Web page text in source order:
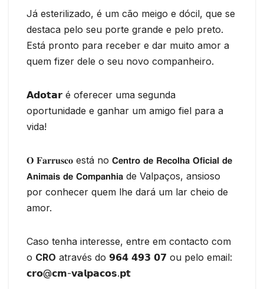
Já esterilizado, é um cão meigo e dócil, que se
destaca pelo seu porte grande e pelo preto.
Está pronto para receber e dar muito amor a
quem fizer dele o seu novo companheiro.
𝗔𝗱𝗼𝘁𝗮𝗿 é oferecer uma segunda
oportunidade e ganhar um amigo fiel para a
vida!
𝐎 𝐅𝐚𝐫𝐫𝐮𝐬𝐜𝐨 está no 𝗖𝗲𝗻𝘁𝗿𝗼 𝗱𝗲 𝗥𝗲𝗰𝗼𝗹𝗵𝗮 𝗢𝗳𝗶𝗰𝗶𝗮𝗹 𝗱𝗲
𝗔𝗻𝗶𝗺𝗮𝗶𝘀 𝗱𝗲 𝗖𝗼𝗺𝗽𝗮𝗻𝗵𝗶𝗮 de Valpaços, ansioso
por conhecer quem lhe dará um lar cheio de
amor.
Caso tenha interesse, entre em contacto com
o CRO através do 𝟵𝟲𝟰 𝟰𝟵𝟯 𝟬𝟳 ou pelo email:
𝗰𝗿𝗼@𝗰𝗺-𝘃𝗮𝗹𝗽𝗮𝗰𝗼𝘀.𝗽𝘁